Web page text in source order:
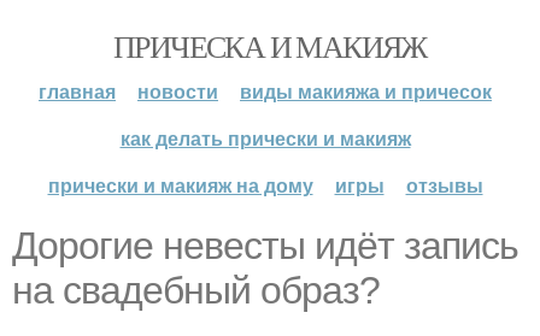
ПРИЧЕСКА И МАКИЯЖ
главная новости
виды макияжа и причесок
как делать прически и макияж
прически и макияж на дому
игры отзывы
Дорогие невесты идёт запись
на свадебный образ?